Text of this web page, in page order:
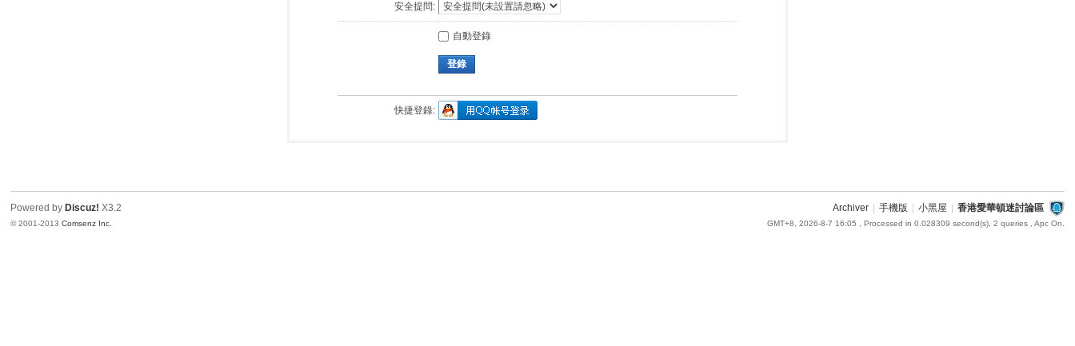
安全提問:
自動登錄
登錄
快捷登錄:
Archiver 手機版 小黑屋 香港愛華頓迷討論區
GMT+8, 2026-8-7 16:05 , Processed in 0.028309 second(s), 2 queries , Apc On.
Powered by Discuz! X3.2
© 2001-2013Comsenz Inc.